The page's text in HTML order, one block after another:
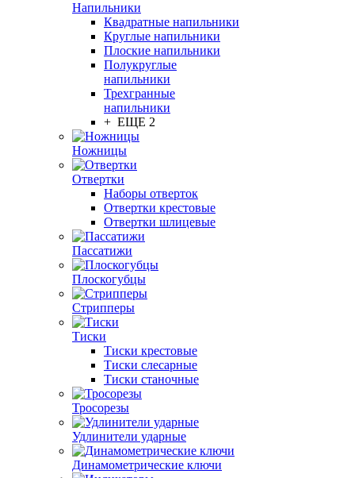
Напильники
Квадратные напильники
Круглые напильники
Плоские напильники
Полукруглые
напильники
Трехгранные
напильники
+ ЕЩЕ 2
Ножницы
Отвертки
Наборы отверток
Отвертки крестовые
Отвертки шлицевые
Пассатижи
Плоскогубцы
Стрипперы
Тиски
Тиски крестовые
Тиски слесарные
Тиски станочные
Тросорезы
Удлинители ударные
Динамометрические ключи